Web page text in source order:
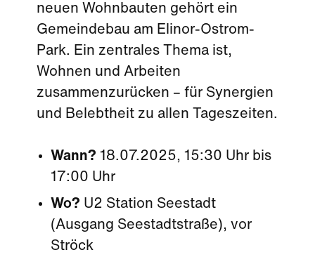
neuen Wohnbauten gehört ein
Gemeindebau am Elinor-Ostrom-
Park. Ein zentrales Thema ist,
Wohnen und Arbeiten
zusammenzurücken – für Synergien
und Belebtheit zu allen Tageszeiten.
Wann? 18.07.2025, 15:30 Uhr bis
17:00 Uhr
Wo? U2 Station Seestadt
(Ausgang Seestadtstraße), vor
Ströck